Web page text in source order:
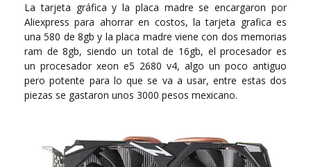
La tarjeta gráfica y la placa madre se encargaron por
Aliexpress para ahorrar en costos, la tarjeta grafica es
una 580 de 8gb y la placa madre viene con dos memorias
ram de 8gb, siendo un total de 16gb, el procesador es
un procesador xeon e5 2680 v4, algo un poco antiguo
pero potente para lo que se va a usar, entre estas dos
piezas se gastaron unos 3000 pesos mexicano.